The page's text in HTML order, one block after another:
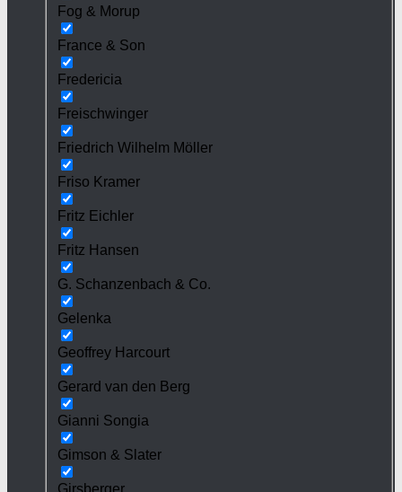
Fog & Morup
France & Son
Fredericia
Freischwinger
Friedrich Wilhelm Möller
Friso Kramer
Fritz Eichler
Fritz Hansen
G. Schanzenbach & Co.
Gelenka
Geoffrey Harcourt
Gerard van den Berg
Gianni Songia
Gimson & Slater
Girsberger